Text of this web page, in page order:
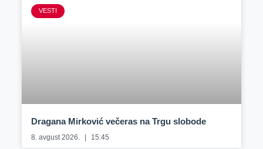
VESTI
Dragana Mirković večeras na Trgu slobode
8. avgust 2026. 15:45